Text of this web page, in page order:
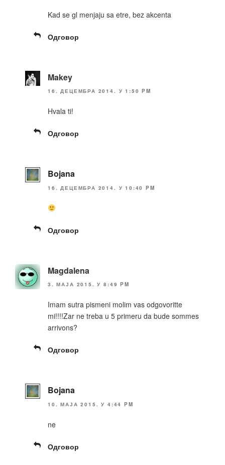
Kad se gl menjaju sa etre, bez akcenta
Одговор
Makey
16. ДЕЦЕМБРА 2014. У 1:50 PM
Hvala ti!
Одговор
Bojana
16. ДЕЦЕМБРА 2014. У 10:40 PM
Одговор
Magdalena
3. МАЈА 2015. У 8:49 PM
Imam sutra pismeni molim vas odgovoritte
mi!!!!Zar ne treba u 5 primeru da bude sommes
arrivons?
Одговор
Bojana
10. МАЈА 2015. У 4:44 PM
ne
Одговор